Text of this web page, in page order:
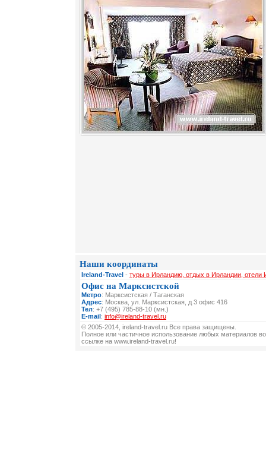
Наши координаты
Ireland-Travel - туры в Ирландию, отдых в Ирландии, отели
Офис на Марксистской
Метро: Марксистская / Таганская
Адрес: Москва, ул. Марксистская, д 3 офис 416
Тел: +7 (495) 785-88-10 (мн.)
E-mail: info@ireland-travel.ru
© 2005-2014, ireland-travel.ru Все права защищены.
Полное или частичное использование любых материалов
ссылке на www.ireland-travel.ru!